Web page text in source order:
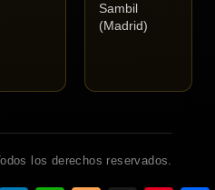
Sambil
(Madrid)
los derechos reservados.